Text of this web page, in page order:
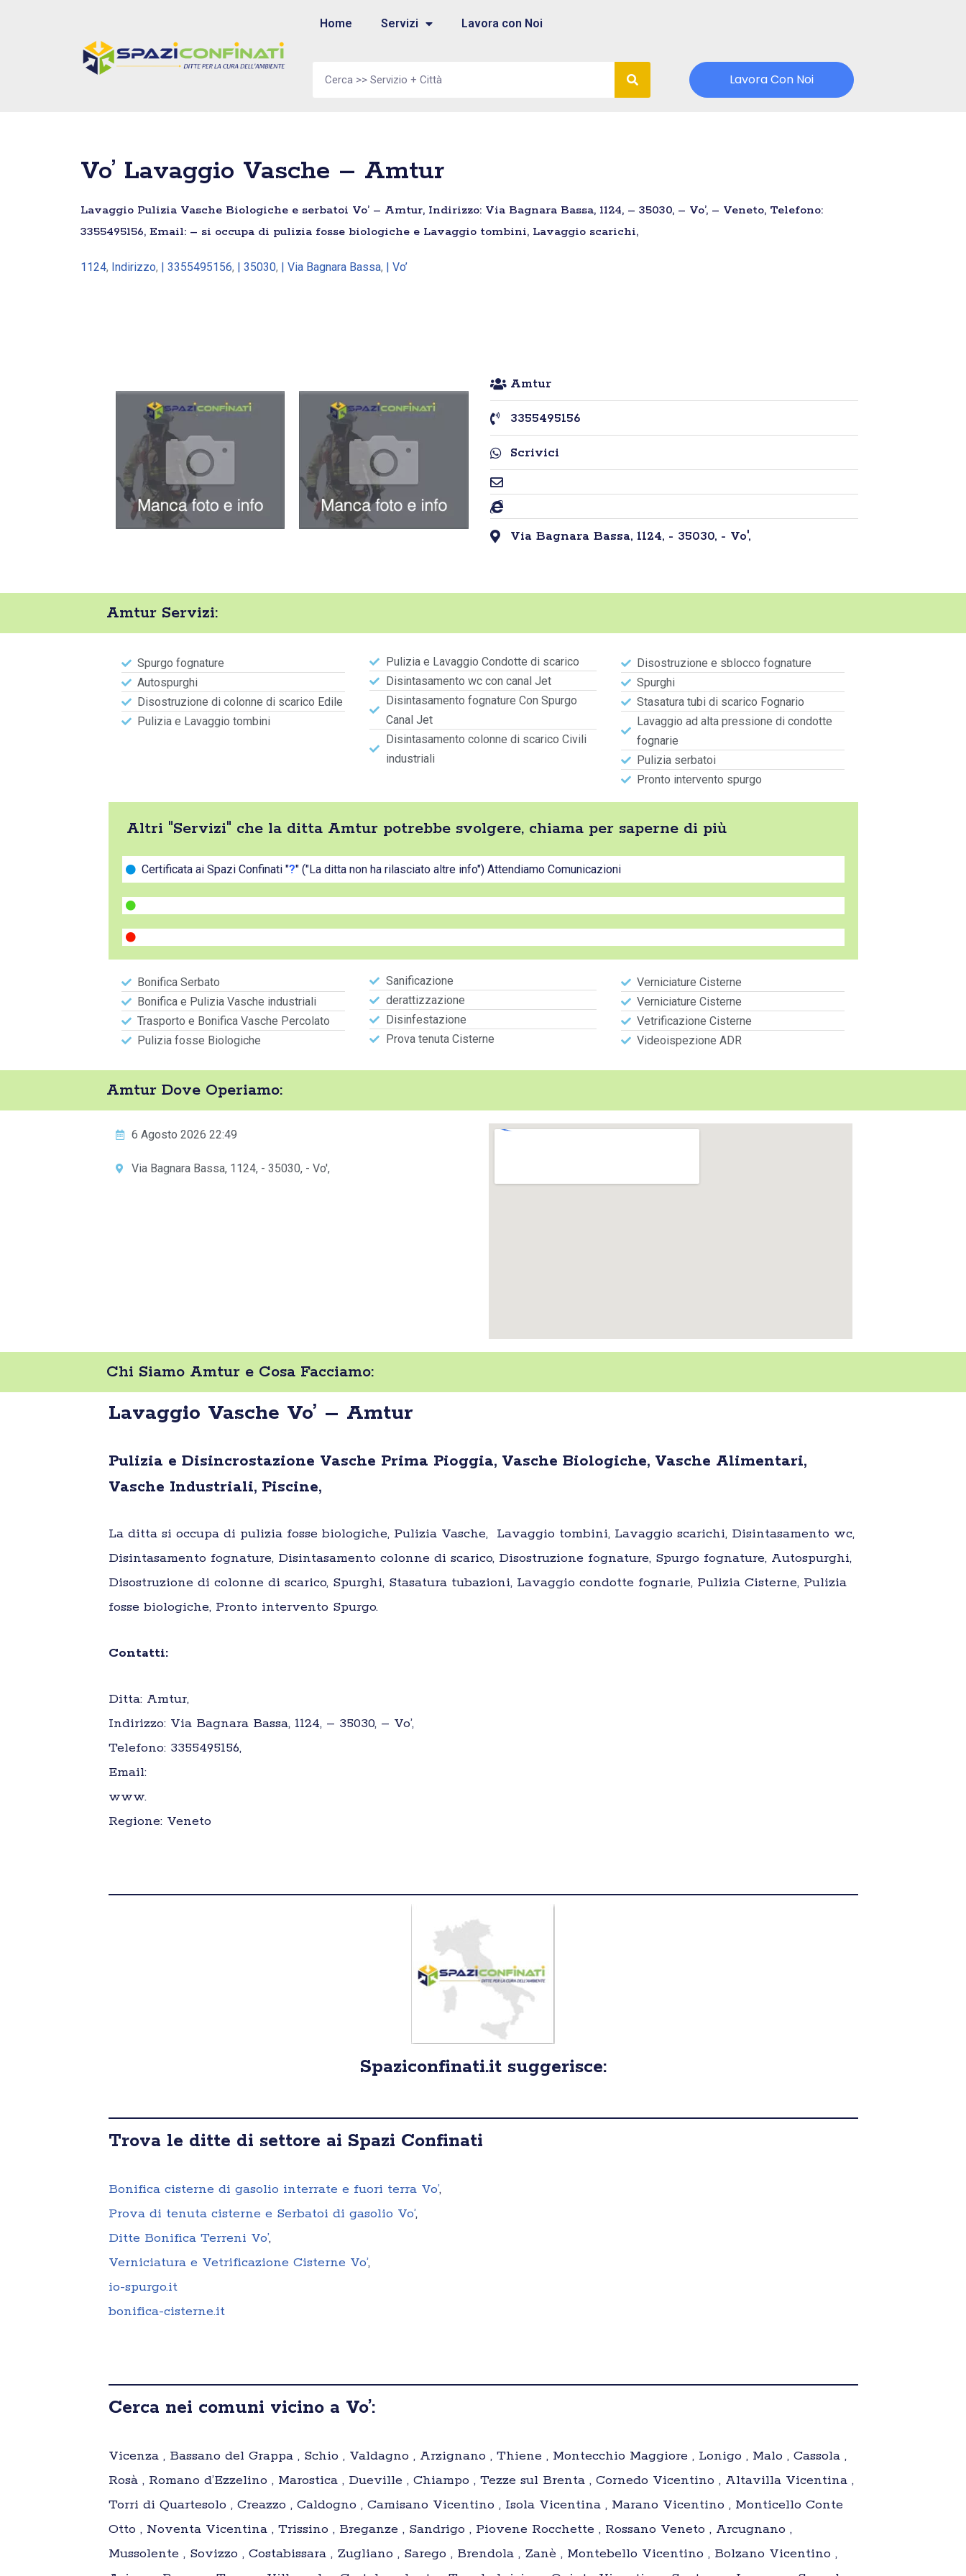
Home Servizi Lavora con Noi
Lavora Con Noi
Vo’ Lavaggio Vasche – Amtur
Lavaggio Pulizia Vasche Biologiche e serbatoi Vo’ – Amtur, Indirizzo: Via Bagnara Bassa, 1124, – 35030, – Vo’, – Veneto, Telefono:
3355495156, Email: – si occupa di pulizia fosse biologiche e Lavaggio tombini, Lavaggio scarichi,
1124, Indirizzo, | 3355495156, | 35030, | Via Bagnara Bassa, | Vo’
Amtur
3355495156
Scrivici
Via Bagnara Bassa, 1124, - 35030, - Vo',
Amtur Servizi:
Spurgo fognature
Autospurghi
Disostruzione di colonne di scarico Edile
Pulizia e Lavaggio tombini
Pulizia e Lavaggio Condotte di scarico
Disintasamento wc con canal Jet
Disintasamento fognature Con Spurgo
Canal Jet
Disintasamento colonne di scarico Civili
industriali
Disostruzione e sblocco fognature
Spurghi
Stasatura tubi di scarico Fognario
Lavaggio ad alta pressione di condotte
fognarie
Pulizia serbatoi
Pronto intervento spurgo
Altri "Servizi" che la ditta Amtur potrebbe svolgere, chiama per saperne di più
Certificata ai Spazi Confinati "?" ("La ditta non ha rilasciato altre info") Attendiamo Comunicazioni
Bonifica Serbato
Bonifica e Pulizia Vasche industriali
Trasporto e Bonifica Vasche Percolato
Pulizia fosse Biologiche
Sanificazione
derattizzazione
Disinfestazione
Prova tenuta Cisterne
Verniciature Cisterne
Verniciature Cisterne
Vetrificazione Cisterne
Videoispezione ADR
Amtur Dove Operiamo:
6 Agosto 2026 22:49
Via Bagnara Bassa, 1124, - 35030, - Vo',
Chi Siamo Amtur e Cosa Facciamo:
Lavaggio Vasche Vo’ – Amtur
Pulizia e Disincrostazione Vasche Prima Pioggia, Vasche Biologiche, Vasche Alimentari,
Vasche Industriali, Piscine,
La ditta si occupa di pulizia fosse biologiche, Pulizia Vasche, Lavaggio tombini, Lavaggio scarichi, Disintasamento wc,
Disintasamento fognature, Disintasamento colonne di scarico, Disostruzione fognature, Spurgo fognature, Autospurghi,
Disostruzione di colonne di scarico, Spurghi, Stasatura tubazioni, Lavaggio condotte fognarie, Pulizia Cisterne, Pulizia
fosse biologiche, Pronto intervento Spurgo.
Contatti:
Ditta: Amtur,
Indirizzo: Via Bagnara Bassa, 1124, – 35030, – Vo’,
Telefono: 3355495156,
Email:
www.
Regione: Veneto
Spaziconfinati.it suggerisce:
Trova le ditte di settore ai Spazi Confinati
Bonifica cisterne di gasolio interrate e fuori terra Vo’,
Prova di tenuta cisterne e Serbatoi di gasolio Vo’,
Ditte Bonifica Terreni Vo’,
Verniciatura e Vetrificazione Cisterne Vo’,
io-spurgo.it
bonifica-cisterne.it
Cerca nei comuni vicino a Vo’:
Vicenza , Bassano del Grappa , Schio , Valdagno , Arzignano , Thiene , Montecchio Maggiore , Lonigo , Malo , Cassola ,
Rosà , Romano d’Ezzelino , Marostica , Dueville , Chiampo , Tezze sul Brenta , Cornedo Vicentino , Altavilla Vicentina ,
Torri di Quartesolo , Creazzo , Caldogno , Camisano Vicentino , Isola Vicentina , Marano Vicentino , Monticello Conte
Otto , Noventa Vicentina , Trissino , Breganze , Sandrigo , Piovene Rocchette , Rossano Veneto , Arcugnano ,
Mussolente , Sovizzo , Costabissara , Zugliano , Sarego , Brendola , Zanè , Montebello Vicentino , Bolzano Vicentino ,